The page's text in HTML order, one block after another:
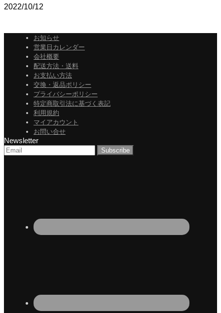
2022/10/12
お知らせ
営業日カレンダー
会社概要
配送方法・送料
お支払い方法
交換・返品ポリシー
プライバシーポリシー
特定商取引法に基づく表記
利用規約
マイアカウント
お問い合せ
Newsletter